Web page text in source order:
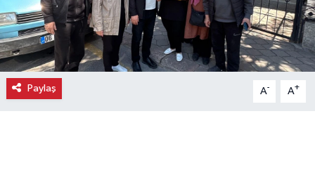
Paylaş A- A+
Haber
İlçe Haberleri